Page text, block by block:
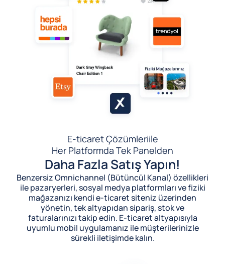
E-ticaret Çözümleriile
Her Platformda Tek Panelden
Daha Fazla Satış Yapın!
Benzersiz Omnichannel (Bütüncül Kanal) özellikleri
ile pazaryerleri, sosyal medya platformları ve fiziki
mağazanızı kendi e-ticaret siteniz üzerinden
yönetin, tek altyapıdan sipariş, stok ve
faturalarınızı takip edin. E-ticaret altyapısıyla
uyumlu mobil uygulamanız ile müşterilerinizle
sürekli iletişimde kalın.